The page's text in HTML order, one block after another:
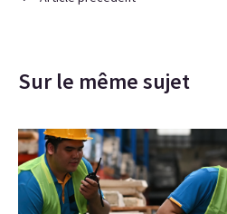
Sur le même sujet